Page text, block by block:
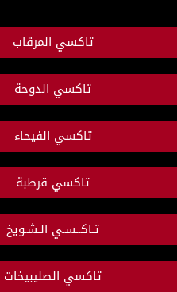
تاكسي المرقاب
تاكسي الدوحة
تاكسي الفيحاء
تاكسي قرطبة
تـاكــسـي الـشـويخ
تاكسي الصليبيخات